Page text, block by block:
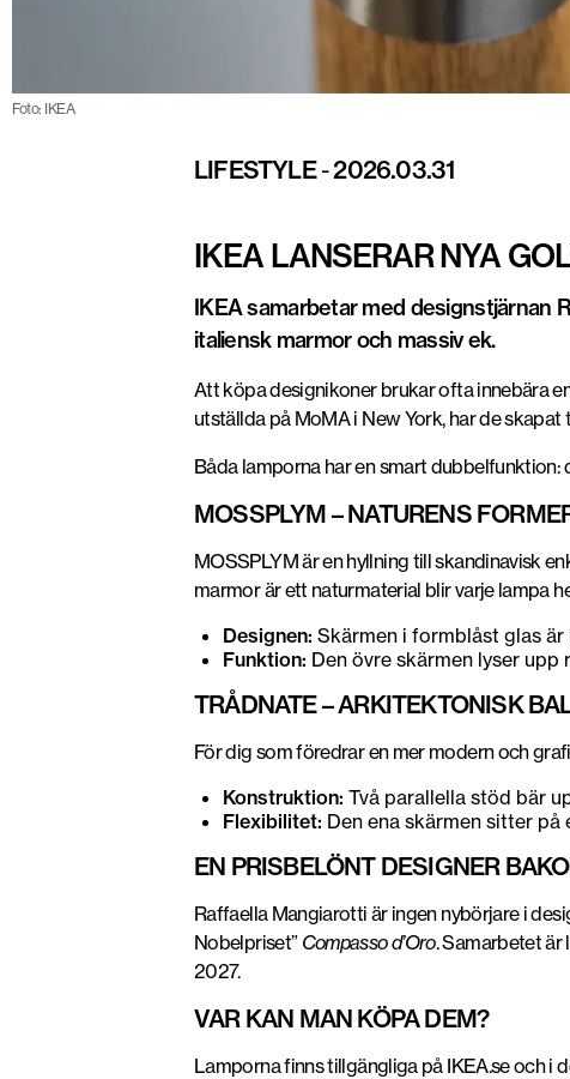
Foto: IKEA
LIFESTYLE-2026.03.31
IKEA LANSERAR NYA
IKEA samarbetar med designstjärnan
italiensk marmor och massiv ek.
Att köpa designikoner brukar ofta innebära
utställda på MoMA i New York, har de
Båda lamporna har en smart
MOSSPLYM – NATURENS
MOSSPLYM är en hyllning till skandinavisk
marmor är ett naturmaterial blir varje lampa
Designen: Skärmen i formblåst glas
Funktion: Den övre skärmen lyser
TRÅDNATE – ARKITEKTONISK
För dig som föredrar en mer modern och
Konstruktion: Två parallella stöd bär
Flexibilitet: Den ena skärmen sitter
EN PRISBELÖNT DESIGNER
Raffaella Mangiarotti är ingen nybörjare i
Nobelpriset” Compasso d’Oro. Samarbetet är
2027.
VAR KAN MAN KÖPA DEM?
Lamporna finns tillgängliga på IKEA.se och i